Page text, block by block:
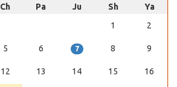
Ch Pa Ju Sh
Ya
1
2
5 6 7 8 9
12 13 14 15 16